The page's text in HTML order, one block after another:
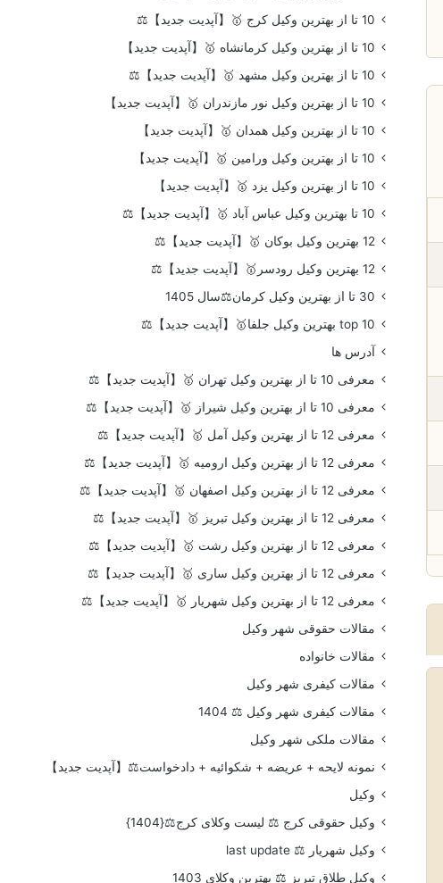
10 تا از بهترین وکیل کرج 🥇【آپدیت جدید】⚖️
10 تا از بهترین وکیل کرمانشاه 🥇【آپدیت جدید】
10 تا از بهترین وکیل مشهد 🥇【آپدیت جدید】⚖️
10 تا از بهترین وکیل نور مازندران 🥇【آپدیت جدید】
10 تا از بهترین وکیل همدان 🥇【آپدیت جدید】
10 تا از بهترین وکیل ورامین 🥇【آپدیت جدید】
10 تا از بهترین وکیل یزد 🥇【آپدیت جدید】
10 تا بهترین وکیل عباس آباد 🥇【آپدیت جدید】⚖️
12 بهترین وکیل بوکان 🥇【آپدیت جدید】⚖️
12 بهترین وکیل رودسر🥇【آپدیت جدید】⚖️
30 تا از بهترین وکیل کرمان⚖️سال 1405
top 10 بهترین وکیل جلفا🥇【آپدیت جدید】⚖️
آدرس ها
معرفی 10 تا از بهترین وکیل تهران 🥇【آپدیت جدید】⚖️
معرفی 10 تا از بهترین وکیل شیراز 🥇【آپدیت جدید】⚖️
معرفی 12 تا از بهترین وکیل آمل 🥇【آپدیت جدید】⚖️
معرفی 12 تا از بهترین وکیل ارومیه 🥇【آپدیت جدید】⚖️
معرفی 12 تا از بهترین وکیل اصفهان 🥇【آپدیت جدید】⚖️
معرفی 12 تا از بهترین وکیل تبریز 🥇【آپدیت جدید】⚖️
معرفی 12 تا از بهترین وکیل رشت 🥇【آپدیت جدید】⚖️
معرفی 12 تا از بهترین وکیل ساری 🥇【آپدیت جدید】⚖️
معرفی 12 تا از بهترین وکیل شهریار 🥇【آپدیت جدید】⚖️
مقالات حقوقی شهر وکیل
مقالات خانواده
مقالات کیفری شهر وکیل
مقالات کیفری شهر وکیل ⚖️ 1404
مقالات ملکی شهر وکیل
نمونه لایحه + عریضه + شکوائیه + دادخواست⚖️【آپدیت جدید】
وکیل
وکیل حقوقی کرج ⚖️ لیست وکلای کرج⚖️{1404}
وکیل شهریار ⚖️ last update
وکیل طلاق تبریز ⚖️ بهترین وکلای 1403